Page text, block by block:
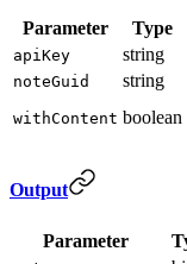
Parameter Type
apiKey string
noteGuid string
withContent boolean
Output
Parameter